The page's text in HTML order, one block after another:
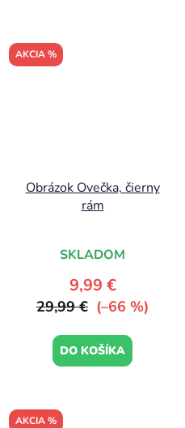
AKCIA %
Obrázok Ovečka, čierny
rám
SKLADOM
9,99 €
29,99 € (–66 %)
DO KOŠÍKA
AKCIA %